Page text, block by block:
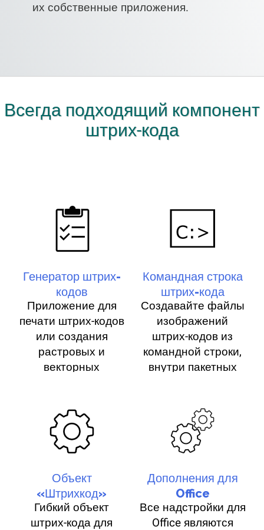
их собственные приложения.
Всегда подходящий компонент
штрих-кода
Генератор штрих-
кодов
Приложение для
печати штрих-кодов
или создания
растровых и
векторных
штрих-кодов.
Командная строка
штрих-кода
Создавайте файлы
изображений
штрих-кодов из
командной строки,
внутри пакетных
Объект
«Штрихкод»
Гибкий объект
штрих-кода для
Дополнения для
Office
Все надстройки для
Office являются